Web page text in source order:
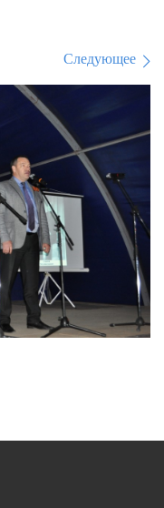
Следующее